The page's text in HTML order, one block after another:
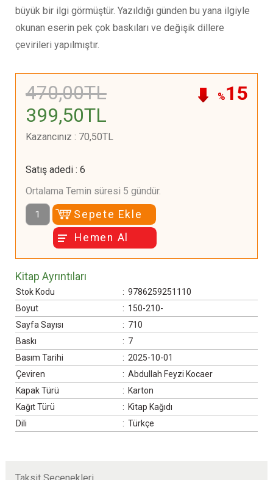
büyük bir ilgi görmüştür. Yazıldığı günden bu yana ilgiyle
okunan eserin pek çok baskıları ve değişik dillere
çevirileri yapılmıştır.
%15
470,00TL
399,50TL
Kazancınız : 70,50TL
Satış adedi: 6
Ortalama Temin süresi 5 gündür.
Sepete Ekle
Hemen Al
Kitap Ayrıntıları
Stok Kodu : 9786259251110
Boyut
: 150-210-
Sayfa Sayısı
: 710
Baskı
: 7
Basım Tarihi
: 2025-10-01
Çeviren
: Abdullah Feyzi Kocaer
Kapak Türü
: Karton
Kağıt Türü
: Kitap Kağıdı
Dili
: Türkçe
Taksit Seçenekleri